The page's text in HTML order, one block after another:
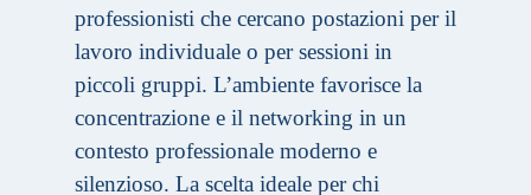
professionisti che cercano postazioni per il
lavoro individuale o per sessioni in
piccoli gruppi. L’ambiente favorisce la
concentrazione e il networking in un
contesto professionale moderno e
silenzioso. La scelta ideale per chi